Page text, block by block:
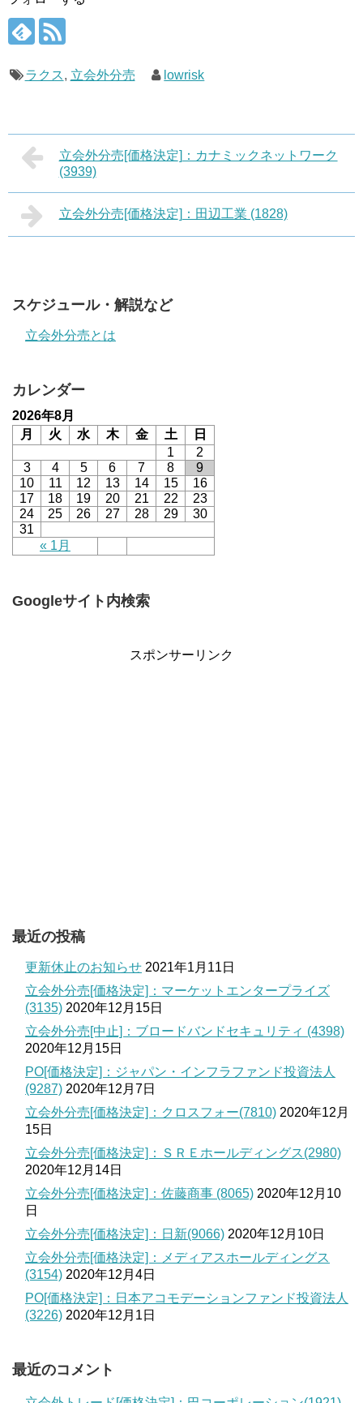
ラクス, 立会外分売 lowrisk
立会外分売[価格決定]：カナミックネットワーク
(3939)
立会外分売[価格決定]：田辺工業 (1828)
スケジュール・解説など
立会外分売とは
カレンダー
2026年8月
月
火 水 木 金 土 日
« 1月
1
2
3
4 5 6 7 8
9
10
11 12 13 14 15
16
17
18 19 20 21 22
23
24
25 26 27 28 29
30
31
Googleサイト内検索
スポンサーリンク
最近の投稿
更新休止のお知らせ 2021年1月11日
立会外分売[価格決定]：マーケットエンタープライズ
(3135) 2020年12月15日
立会外分売[中止]：ブロードバンドセキュリティ (4398)
2020年12月15日
PO[価格決定]：ジャパン・インフラファンド投資法人
(9287) 2020年12月7日
立会外分売[価格決定]：クロスフォー(7810) 2020年12月
15日
立会外分売[価格決定]：ＳＲＥホールディングス(2980)
2020年12月14日
立会外分売[価格決定]：佐藤商事 (8065) 2020年12月10
日
立会外分売[価格決定]：日新(9066) 2020年12月10日
立会外分売[価格決定]：メディアスホールディングス
(3154) 2020年12月4日
PO[価格決定]：日本アコモデーションファンド投資法人
(3226) 2020年12月1日
最近のコメント